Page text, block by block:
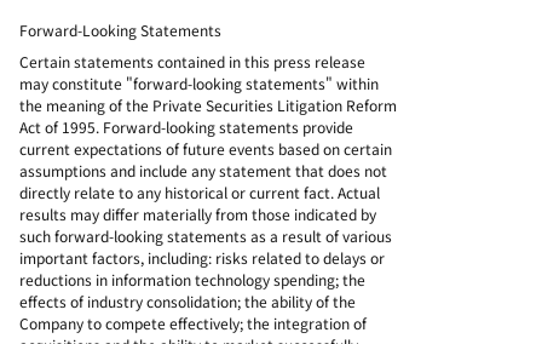
Forward-Looking Statements
Certain statements contained in this press release
may constitute "forward-looking statements" within
the meaning of the Private Securities Litigation Reform
Act of 1995. Forward-looking statements provide
current expectations of future events based on certain
assumptions and include any statement that does not
directly relate to any historical or current fact. Actual
results may differ materially from those indicated by
such forward-looking statements as a result of various
important factors, including: risks related to delays or
reductions in information technology spending; the
effects of industry consolidation; the ability of the
Company to compete effectively; the integration of